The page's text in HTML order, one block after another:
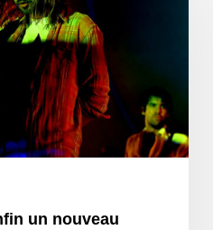
un nouveau